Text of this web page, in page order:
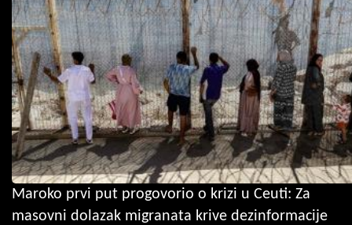
Maroko prvi put progovorio o krizi u Ceuti: Za
masovni dolazak migranata krive dezinformacije